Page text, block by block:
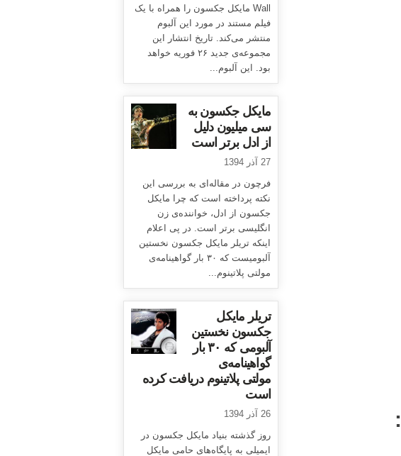
Wall مایکل جکسون را همراه با یک
فیلم مستند در مورد این آلبوم
منتشر می‌کند. تاریخ انتشار این
مجموعه‌ی جدید ۲۶ فوریه خواهد
بود. این آلبوم...
مایکل جکسون به
سی میلیون دلیل
از ادل برتر است
27 آذر 1394
فرچون در مقاله‌ای به بررسی این
نکته پرداخته است که چرا مایکل
جکسون از ادل، خواننده‌ی زن
انگلیسی برتر است. در پی اعلام
اینکه تریلر مایکل جکسون نخستین
آلبومیست که ۳۰ بار گواهینامه‌ی
مولتی پلاتینوم...
تریلر مایکل
جکسون نخستین
آلبومی که ۳۰ بار
گواهینامه‌ی
مولتی پلاتینوم دریافت کرده
است
26 آذر 1394
روز گذشته بنیاد مایکل جکسون در
ایمیلی به پایگاه‌های حامی مایکل